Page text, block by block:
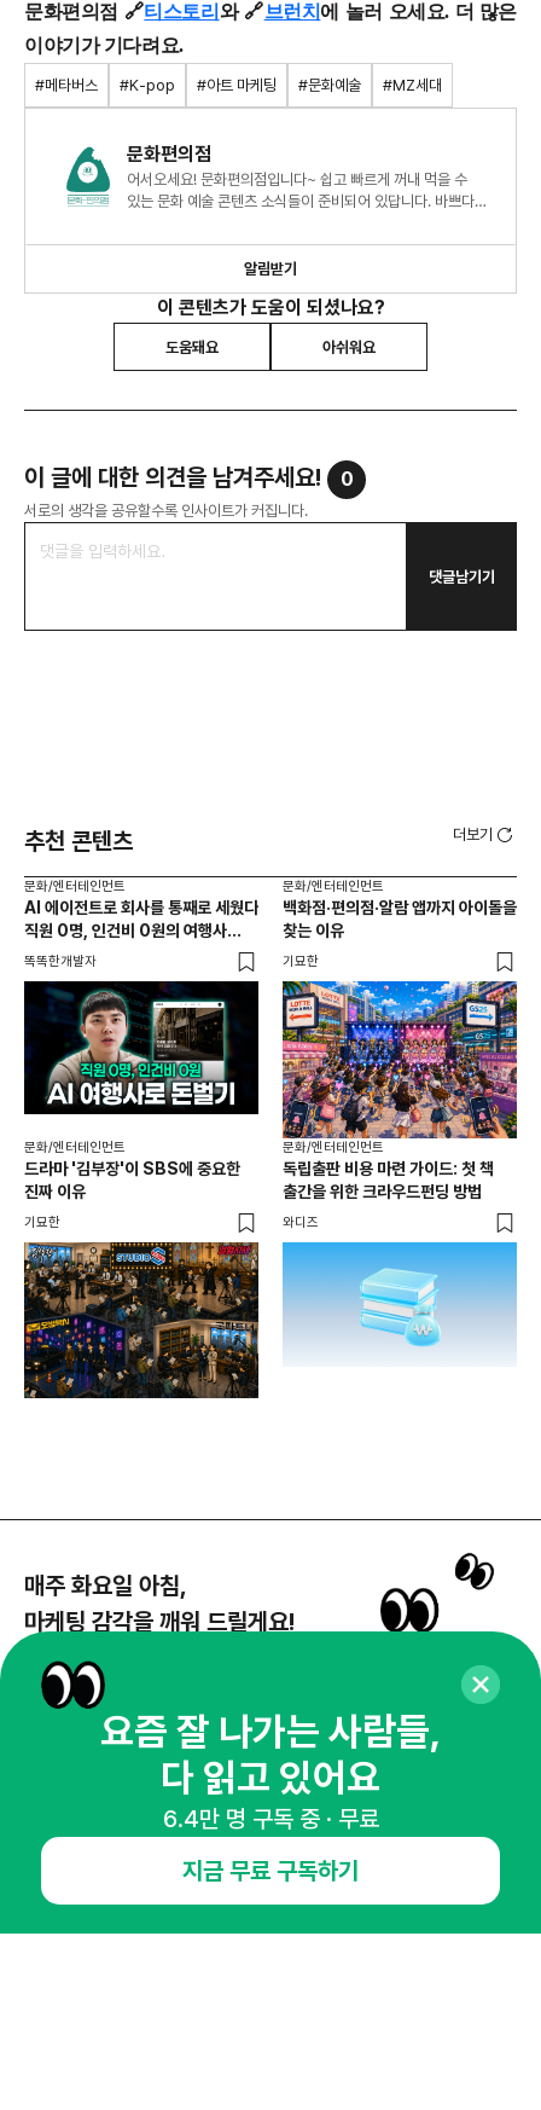
문화편의점 🔗티스토리 와 🔗브런치 에 놀러 오세요. 더 많은
이야기가 기다려요.
#메타버스 #K-pop #아트 마케팅 #문화예술 #MZ세대
문화편의점
어서오세요! 문화편의점입니다~ 쉽고 빠르게 꺼내 먹을 수
있는 문화 예술 콘텐츠 소식들이 준비되어 있답니다. 바쁘다고
알림받기
이 콘텐츠가 도움이 되셨나요?
도움돼요 아쉬워요
이 글에 대한 의견을 남겨주세요! 0
서로의 생각을 공유할수록 인사이트가 커집니다.
댓글남기기
추천 콘텐츠 더보기
문화/엔터테인먼트
AI 에이전트로 회사를 통째로 세웠다
직원 0명, 인건비 0원의 여행사
제작기
똑똑한개발자
문화/엔터테인먼트
백화점·편의점·알람 앱까지 아이돌을
찾는 이유
기묘한
문화/엔터테인먼트
드라마 '김부장'이 SBS에 중요한
진짜 이유
기묘한
문화/엔터테인먼트
독립출판 비용 마련 가이드: 첫 책
출간을 위한 크라우드펀딩 방법
와디즈
매주 화요일 아침,
마케팅 감각을 깨워 드릴게요!
뉴스레터 구독하기
오픈애즈란
요즘 잘 나가는 사람들,
다 읽고 있어요
6.4만 명 구독 중 · 무료
지금 무료 구독하기